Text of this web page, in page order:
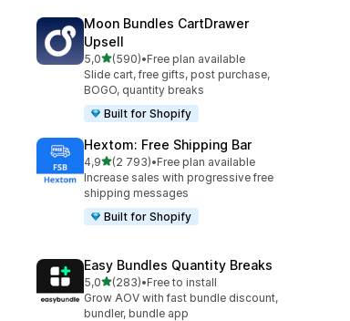
Moon Bundles CartDrawer
Upsell
5,0z 5 hvězd
(590)
Celkový počet recenzí: 590
•Free plan available
Slide cart, free gifts, post purchase,
BOGO, quantity breaks
Built for Shopify
Hextom: Free Shipping Bar
4,9z 5 hvězd
(2 793)
Celkový počet recenzí: 2793
•Free plan available
Increase sales with progressive free
shipping messages
Built for Shopify
Easy Bundles Quantity Breaks
5,0z 5 hvězd
(283)
Celkový počet recenzí: 283
•Free to install
Grow AOV with fast bundle discount,
bundler, bundle app